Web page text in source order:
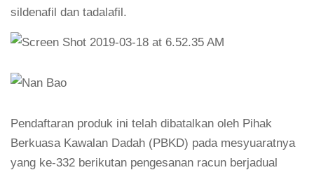
sildenafil dan tadalafil.
Pendaftaran produk ini telah dibatalkan oleh Pihak
Berkuasa Kawalan Dadah (PBKD) pada mesyuaratnya
yang ke-332 berikutan pengesanan racun berjadual